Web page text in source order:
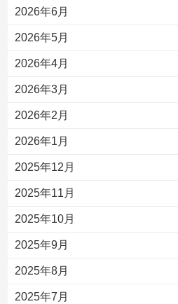
2026年6月
2026年5月
2026年4月
2026年3月
2026年2月
2026年1月
2025年12月
2025年11月
2025年10月
2025年9月
2025年8月
2025年7月